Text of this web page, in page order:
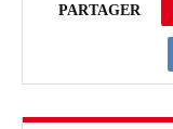
PARTAGER